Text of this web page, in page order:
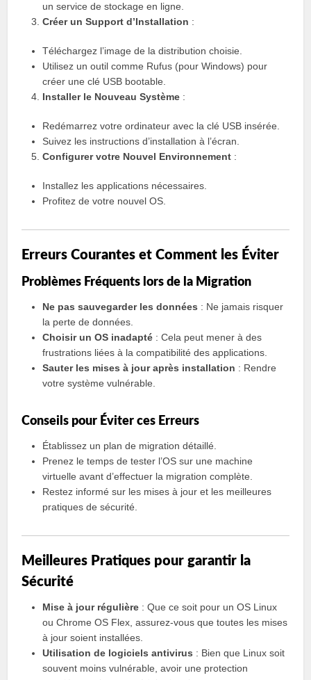
un service de stockage en ligne.
Créer un Support d’Installation :
Téléchargez l’image de la distribution choisie.
Utilisez un outil comme Rufus (pour Windows) pour
créer une clé USB bootable.
Installer le Nouveau Système :
Redémarrez votre ordinateur avec la clé USB insérée.
Suivez les instructions d’installation à l’écran.
Configurer votre Nouvel Environnement :
Installez les applications nécessaires.
Profitez de votre nouvel OS.
Erreurs Courantes et Comment les Éviter
Problèmes Fréquents lors de la Migration
Ne pas sauvegarder les données : Ne jamais risquer
la perte de données.
Choisir un OS inadapté : Cela peut mener à des
frustrations liées à la compatibilité des applications.
Sauter les mises à jour après installation : Rendre
votre système vulnérable.
Conseils pour Éviter ces Erreurs
Établissez un plan de migration détaillé.
Prenez le temps de tester l’OS sur une machine
virtuelle avant d’effectuer la migration complète.
Restez informé sur les mises à jour et les meilleures
pratiques de sécurité.
Meilleures Pratiques pour garantir la
Sécurité
Mise à jour régulière : Que ce soit pour un OS Linux
ou Chrome OS Flex, assurez-vous que toutes les mises
à jour soient installées.
Utilisation de logiciels antivirus : Bien que Linux soit
souvent moins vulnérable, avoir une protection